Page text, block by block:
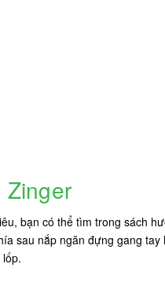
Zinger
bạn có thể tìm trong sách
sau nắp ngăn đựng gang